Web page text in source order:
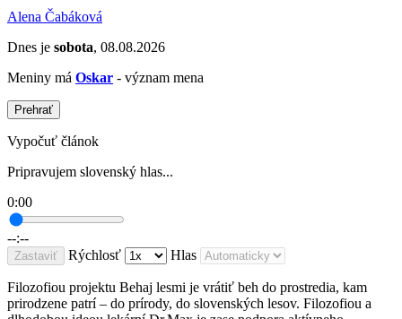
Alena Čabáková
Dnes je sobota, 08.08.2026
Meniny má Oskar - význam mena
Prehrať
Vypočuť článok
Pripravujem slovenský hlas...
0:00
--:--
Zastaviť Rýchlosť Hlas
Filozofiou projektu Behaj lesmi je vrátiť beh do prostredia, kam
prirodzene patrí – do prírody, do slovenských lesov. Filozofiou a